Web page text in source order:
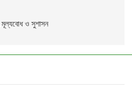
মূল্যবোধ ও সুশাসন